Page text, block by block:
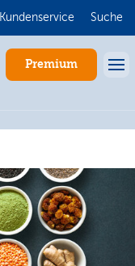
Kundenservice Suche
Premium